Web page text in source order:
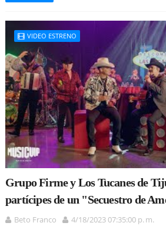
VIDEO ESTRENO
Grupo Firme y Los Tucanes de
partícipes de un "Secuestro de
Beto Franco
4/18/2023 07:35:00 p. m.